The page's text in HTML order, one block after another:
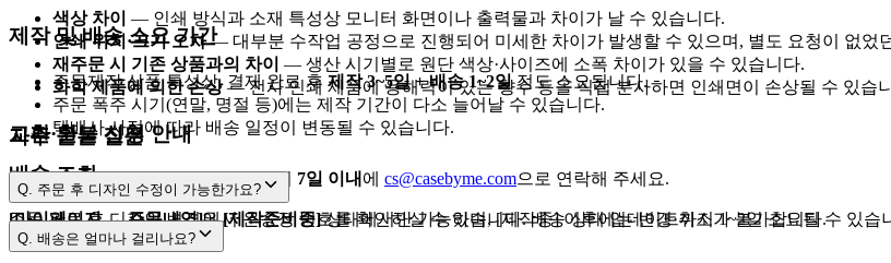
색상 차이 — 인쇄 방식과 소재 특성상 모니터 화면이나 출력물과 차이가 날 수 있습니다.
인쇄 위치·크기 오차— 대부분 수작업 공정으로 진행되어 미세한 차이가 발생할 수 있으며, 별도 요청이 없었
재주문 시 기존 상품과의 차이 — 생산 시기별로 원단 색상·사이즈에 소폭 차이가 있을 수 있습니다.
화학 제품에 의한 손상— 전사 인쇄 제품에 용해력이 있는 향수 등을 직접 분사하면 인쇄면이 손상될 수 있습
교환·환불 신청 안내
제품 하자가 있는 경우, 수령일로부터 7일 이내 에 cs@casebyme.com으로 연락해 주세요.
주문 완료 후 디자인 변경은[제작준비중]상태에서만 가능하며, [제작중] 이후에는 변경·취소가 불가합니다.
제작 및 배송 소요 기간
주문제작 상품 특성상, 결제 완료 후 제작 3~5일 + 배송 1~2일정도 소요됩니다.
주문 폭주 시기(연말, 명절 등)에는 제작 기간이 다소 늘어날 수 있습니다.
택배사 사정에 따라 배송 일정이 변동될 수 있습니다.
배송 조회
[마이페이지 → 주문내역]에서 운송장 번호를 확인하실 수 있습니다. 배송 상태 업데이트까지 1~2일 소요될 수 있습
자주 묻는 질문
Q. 주문 후 디자인 수정이 가능한가요?
[제작준비중]
Q. 배송은 얼마나 걸리나요?